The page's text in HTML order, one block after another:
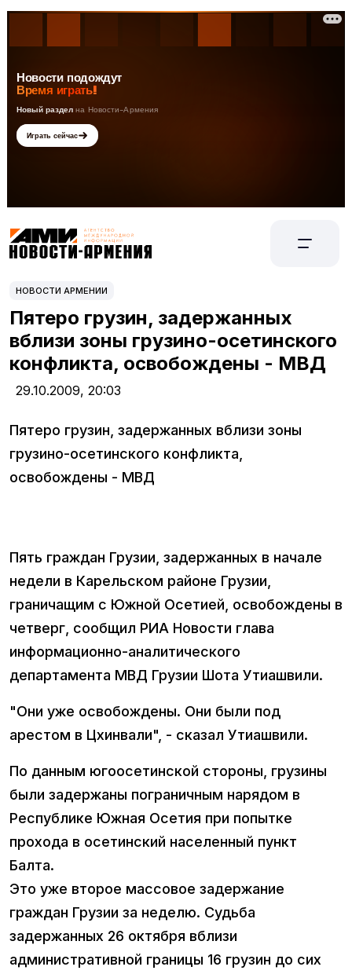
НОВОСТИ АРМЕНИИ
Пятеро грузин, задержанных
вблизи зоны грузино-осетинского
конфликта, освобождены - МВД
29.10.2009, 20:03
Пятеро грузин, задержанных вблизи зоны
грузино-осетинского конфликта,
освобождены - МВД
Пять граждан Грузии, задержанных в начале
недели в Карельском районе Грузии,
граничащим с Южной Осетией, освобождены в
четверг, сообщил РИА Новости глава
информационно-аналитического
департамента МВД Грузии Шота Утиашвили.
"Они уже освобождены. Они были под
арестом в Цхинвали", - сказал Утиашвили.
По данным югоосетинской стороны, грузины
были задержаны пограничным нарядом в
Республике Южная Осетия при попытке
прохода в осетинский населенный пункт
Балта.
Это уже второе массовое задержание
граждан Грузии за неделю. Судьба
задержанных 26 октября вблизи
административной границы 16 грузин до сих